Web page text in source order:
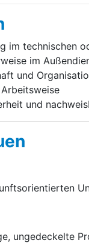
im technischen
im
und
und
ungedeckelte